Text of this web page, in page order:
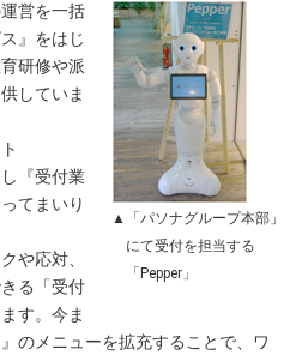
▲「パソナグループ本部」
にて受付を担当する
「Pepper」
営を一括
』をはじ
研修や派
していま
『受付業
てまいり
や応対、
る「受付
す。今ま
のメニューを拡充することで、ワ